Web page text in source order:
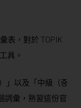
表，對於 TOPIK
具。
」以及「 中級（중
詞彙，熟習這份官